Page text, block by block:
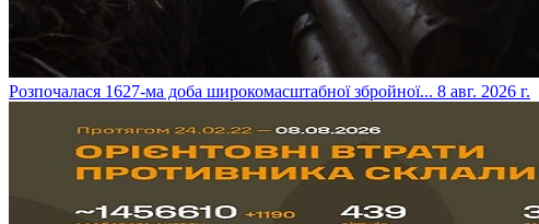
​Розпочалася 1627-ма доба широкомасштабної збройної... 8 авг. 2026 г.